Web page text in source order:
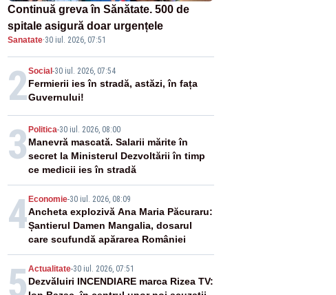
Continuă greva în Sănătate. 500 de
spitale asigură doar urgențele
Sanatate·30 iul. 2026, 07:51
2Social -30 iul. 2026, 07:54
Fermierii ies în stradă, astăzi, în fața
Guvernului!
3 Politica-30 iul. 2026, 08:00
Manevră mascată. Salarii mărite în
secret la Ministerul Dezvoltării în timp
ce medicii ies în stradă
4 Economie-30 iul. 2026, 08:09
Ancheta explozivă Ana Maria Păcuraru:
Șantierul Damen Mangalia, dosarul
care scufundă apărarea României
5 Actualitate-30 iul. 2026, 07:51
Dezvăluiri INCENDIARE marca Rizea TV: